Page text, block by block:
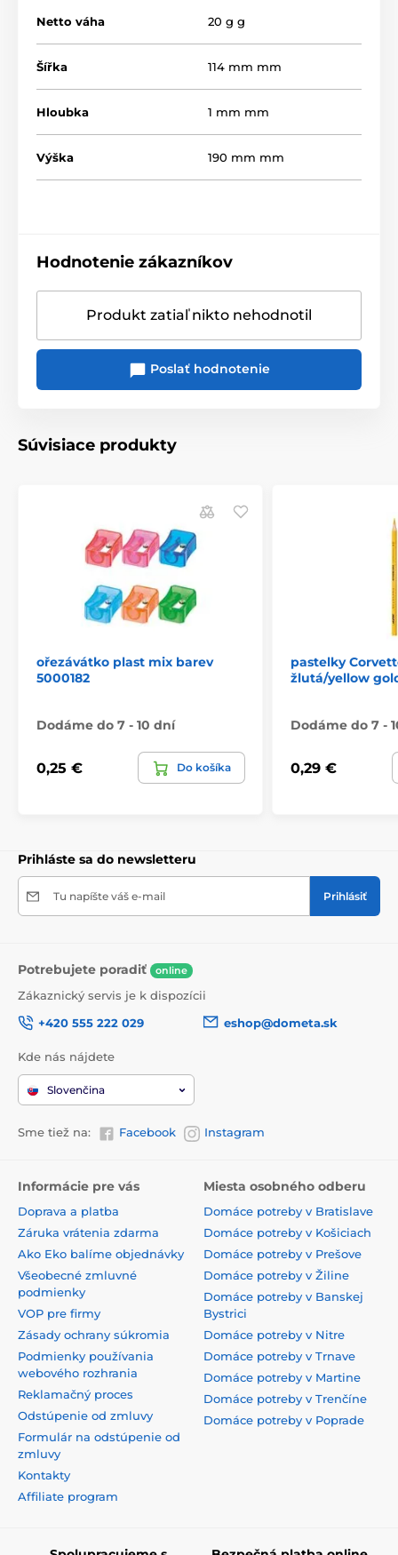
Netto váha 20 g g
Šířka 114 mm mm
Hloubka 1 mm mm
Výška 190 mm mm
Hodnotenie zákazníkov
Produkt zatiaľ nikto nehodnotil
Poslať hodnotenie
Súvisiace produkty
ořezávátko plast mix barev
5000182
Dodáme do 7 - 10 dní
0,25 € Do košíka
pastelky
žlutá/yellow
Dodáme do 7 -
0,29 €
Prihláste sa do newsletteru
Tu napíšte váš e-mail Prihlásiť
Potrebujete poradiť online
Zákaznický servis je k dispozícii
+420 555 222 029
eshop@dometa.sk
Kde nás nájdete
Slovenčina
Sme tiež na: Facebook Instagram
Informácie pre vás
Doprava a platba
Záruka vrátenia zdarma
Ako Eko balíme objednávky
Všeobecné zmluvné
podmienky
VOP pre firmy
Zásady ochrany súkromia
Podmienky používania
webového rozhrania
Reklamačný proces
Odstúpenie od zmluvy
Formulár na odstúpenie od
zmluvy
Kontakty
Affiliate program
Miesta osobného odberu
Domáce potreby v Bratislave
Domáce potreby v Košiciach
Domáce potreby v Prešove
Domáce potreby v Žiline
Domáce potreby v Banskej
Bystrici
Domáce potreby v Nitre
Domáce potreby v Trnave
Domáce potreby v Martine
Domáce potreby v Trenčíne
Domáce potreby v Poprade